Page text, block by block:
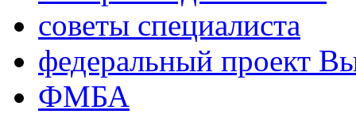
советы специалиста
федеральный проект
ФМБА